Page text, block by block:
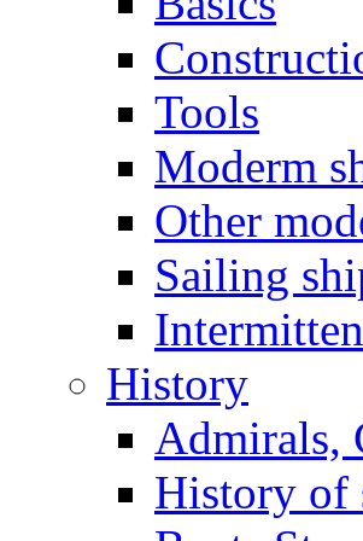
Tools
Moderm
Other
Sailing
History
Admirals,
History of